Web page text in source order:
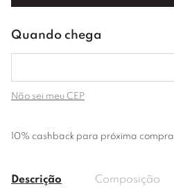
Não sei meu CEP
10% cashback para próxima compra
Descrição Composição